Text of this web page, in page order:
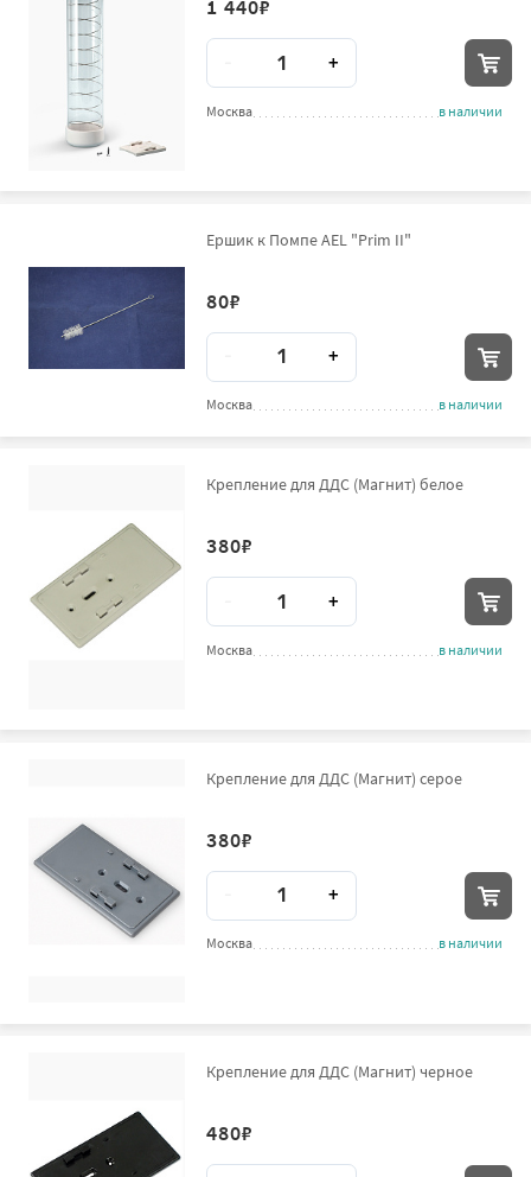
1 440₽
Количество
+
Москва в наличии
Ершик к Помпе AEL "Prim II"
80₽
Количество
+
Москва в наличии
Крепление для ДДС (Магнит) белое
380₽
Количество
+
Москва в наличии
Крепление для ДДС (Магнит) серое
380₽
Количество
+
Москва в наличии
Крепление для ДДС (Магнит) черное
480₽